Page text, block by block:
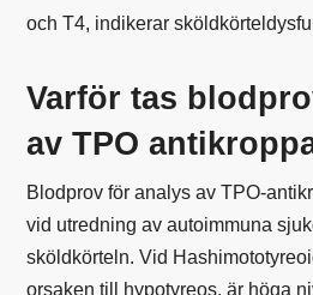
och T4, indikerar
Varför tas
av TPO
Blodprov för analys av TPO-
vid utredning av autoimmuna
sköldkörteln. Vid
orsaken till hypotyreos, är höga